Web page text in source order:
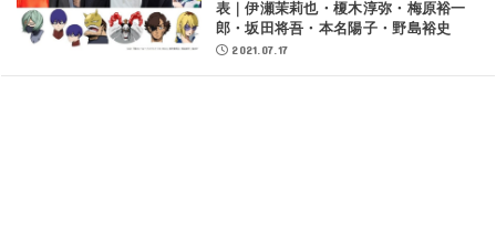
表｜伊瀬茉莉也・榎木淳弥・梅原裕一
郎・坂田将吾・本名陽子・野島裕史
2021.07.17